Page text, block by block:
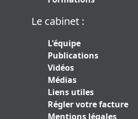
Le cabinet :
L'équipe
Publications
Vidéos
Médias
Liens utiles
Régler votre facture
Mentions légales